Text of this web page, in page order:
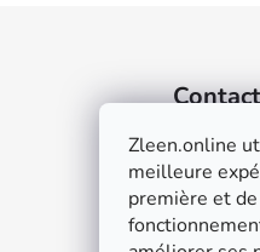
Zleen.online
meilleure
première et
Contact